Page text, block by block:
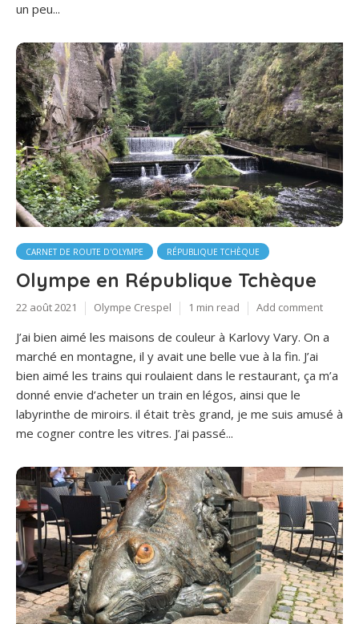
un peu...
CARNET DE ROUTE D'OLYMPE RÉPUBLIQUE TCHÈQUE
Olympe en République Tchèque
22 août 2021 Olympe Crespel 1 min read Add comment
J’ai bien aimé les maisons de couleur à Karlovy Vary. On a
marché en montagne, il y avait une belle vue à la fin. J’ai
bien aimé les trains qui roulaient dans le restaurant, ça m’a
donné envie d’acheter un train en légos, ainsi que le
labyrinthe de miroirs. il était très grand, je me suis amusé à
me cogner contre les vitres. J’ai passé...